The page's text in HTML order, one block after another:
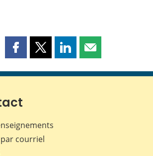
Partager
page
Facebook
Partager
page
Partager
page
Partager
page
courriel